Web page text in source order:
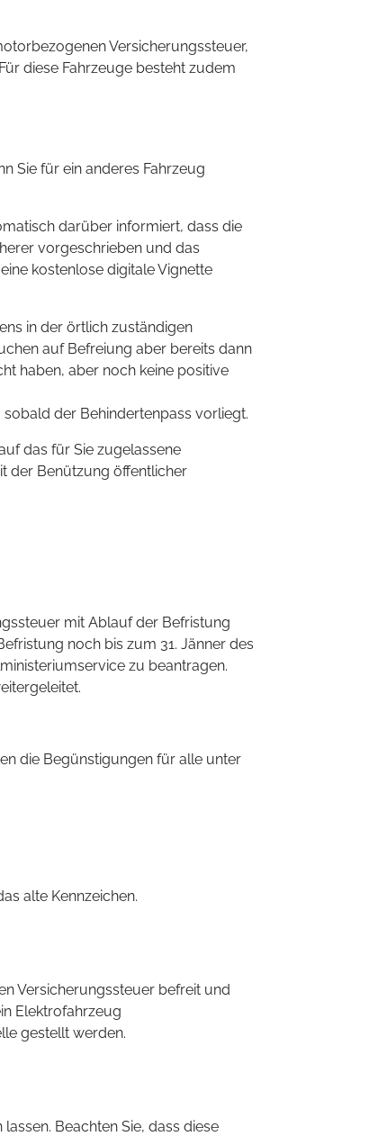
Versicherungssteuer,
diese Fahrzeuge besteht zudem
Sie für ein anderes Fahrzeug
darüber informiert, dass die
vorgeschrieben und das
kostenlose digitale Vignette
in der örtlich zuständigen
auf Befreiung aber bereits dann
haben, aber noch keine positive
der Behindertenpass vorliegt.
das für Sie zugelassene
der Benützung öffentlicher
mit Ablauf der Befristung
noch bis zum 31. Jänner des
zu beantragen.
die Begünstigungen für alle unter
alte Kennzeichen.
Versicherungssteuer befreit und
Elektrofahrzeug
gestellt werden.
Beachten Sie, dass diese